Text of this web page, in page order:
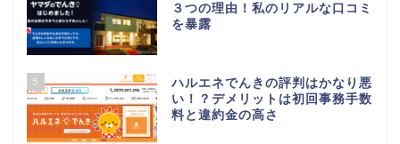
３つの理由！私のリアルな口コミ
を暴露
5
ハルエネでんきの評判はかなり悪
い！？デメリットは初回事務手数
料と違約金の高さ